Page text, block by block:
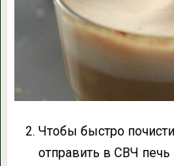
Чтобы быстро
отправить в СВЧ печь